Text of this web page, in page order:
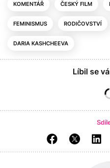
KOMENTÁŘ ČESKÝ FILM
FEMINISMUS RODIČOVSTVÍ
DARIA KASHCHEEVA
Líbil se